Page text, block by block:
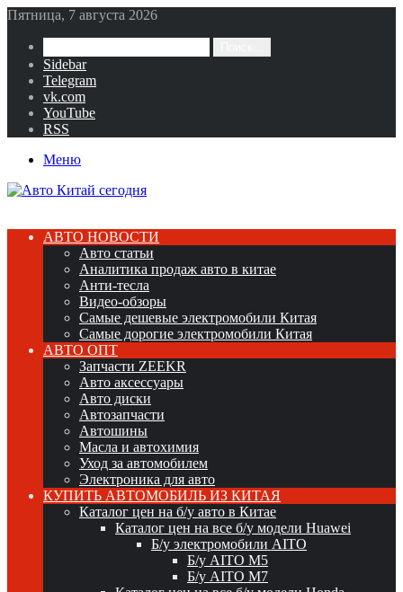
Пятница, 7 августа 2026
Sidebar
Telegram
vk.com
YouTube
RSS
Меню
АВТО НОВОСТИ
Авто статьи
Аналитика продаж авто в китае
Анти-тесла
Видео-обзоры
Самые дешевые электромобили Китая
Самые дорогие электромобили Китая
АВТО ОПТ
Запчасти ZEEKR
Авто аксессуары
Авто диски
Автозапчасти
Автошины
Масла и автохимия
Уход за автомобилем
Электроника для авто
КУПИТЬ АВТОМОБИЛЬ ИЗ КИТАЯ
Каталог цен на б/у авто в Китае
Каталог цен на все б/у модели Huawei
Б/у электромобили AITO
Б/у AITO M5
Б/у AITO M7